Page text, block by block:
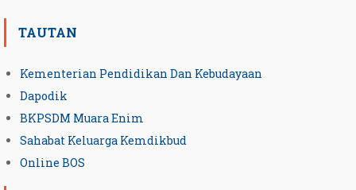
TAUTAN
Kementerian Pendidikan Dan Kebudayaan
Dapodik
BKPSDM Muara Enim
Sahabat Keluarga Kemdikbud
Online BOS